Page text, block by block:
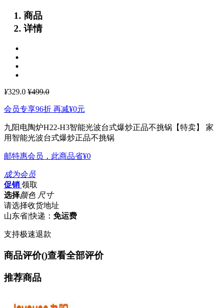
商品
详情
¥329.0 ¥499.0
会员专享96折 再减¥0元
九阳电陶炉H22-H3智能光波台式爆炒正品不挑锅【特卖】
家
用智能光波台式爆炒正品不挑锅
邮特惠会员，此商品省¥0
成为会员
促销 领取
选择颜色 尺寸
请选择收货地址
山东省|快递： 免运费
支持极速退款
商品评价()查看全部评价
推荐商品